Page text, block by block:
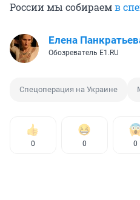
России мы собираемв
Елена
Обозреватель E1.RU
Спецоперация на Украине
0 0 0